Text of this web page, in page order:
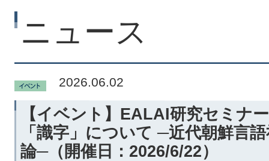
ニュース
2026.06.02
【イベント】EALAI研究セミナ
「識字」について ─近代朝鮮言
論─（開催日：2026/6/22）